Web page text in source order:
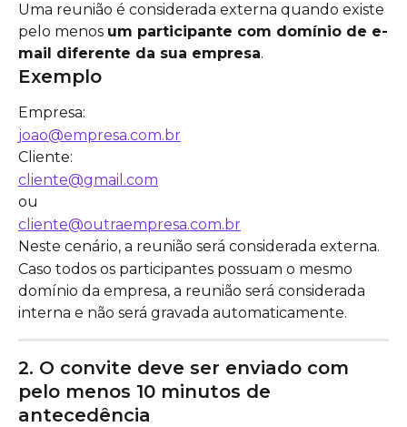
Uma reunião é considerada externa quando existe
pelo menos um participante com domínio de e-
mail diferente da sua empresa.
Exemplo
Empresa:
joao@empresa.com.br
Cliente:
cliente@gmail.com
ou
cliente@outraempresa.com.br
Neste cenário, a reunião será considerada externa.
Caso todos os participantes possuam o mesmo
domínio da empresa, a reunião será considerada
interna e não será gravada automaticamente.
2. O convite deve ser enviado com
pelo menos 10 minutos de
antecedência